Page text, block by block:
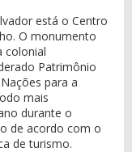
está o Centro
O monumento
colonial
Patrimônio
para a
mais
durante o
de acordo com o
de turismo.